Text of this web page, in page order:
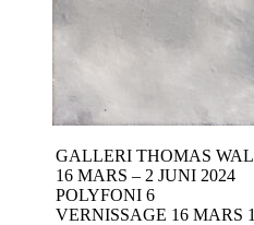
GALLERI THOMAS
16 MARS – 2 JUNI 2024
POLYFONI 6
VERNISSAGE 16 MARS